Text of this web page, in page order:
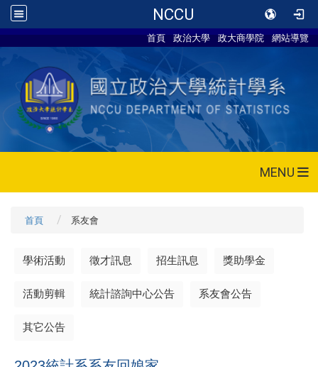
NCCU
首頁 政治大學 政大商學院 網站導覽
MENU
首頁 系友會
學術活動 徵才訊息 招生訊息 獎助學金
活動剪輯 統計諮詢中心公告 系友會公告
其它公告